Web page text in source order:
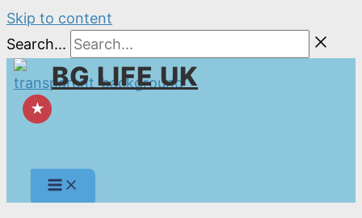
Skip to content
Search...
BG LIFE UK
★